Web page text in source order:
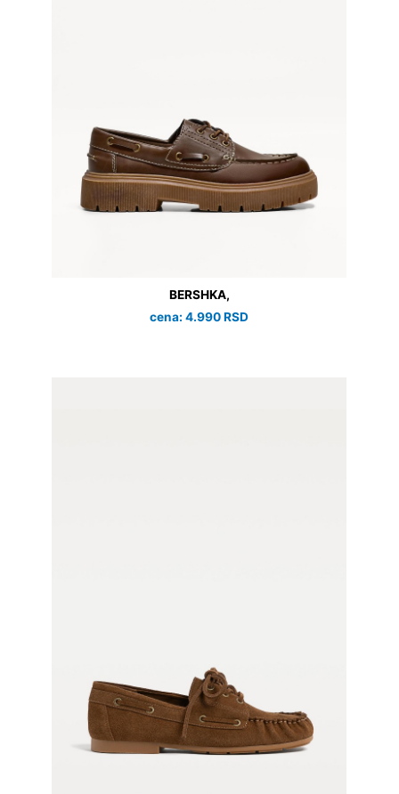
BERSHKA,
cena: 4.990 RSD